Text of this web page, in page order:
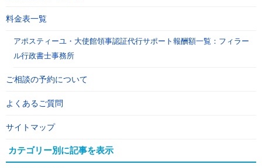
料金表一覧
アポスティーユ・大使館領事認証代行サポート報酬額一覧：フィラー
ル行政書士事務所
ご相談の予約について
よくあるご質問
サイトマップ
カテゴリー別に記事を表示